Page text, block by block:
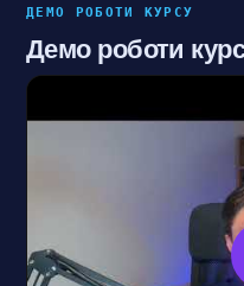
ДЕМО РОБОТИ КУРСУ
Демо роботи